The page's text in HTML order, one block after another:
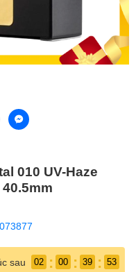
010 UV-Haze
sau 02 : 00 : 39 : 52